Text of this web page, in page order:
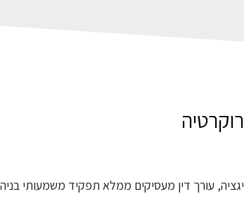
עורך דין מעסיקים ממלא תפקיד משמעותי